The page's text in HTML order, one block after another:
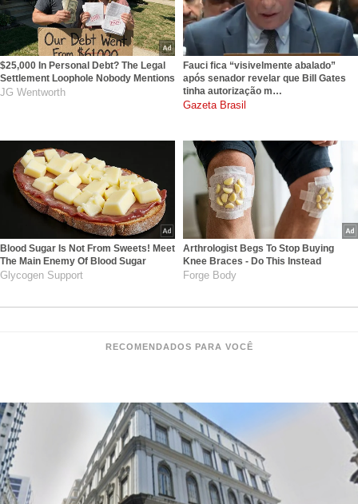
$25,000 In Personal Debt? The Legal
Settlement Loophole Nobody Mentions
JG Wentworth
Fauci fica “visivelmente abalado”
após senador revelar que Bill Gates
tinha autorização m…
gazetabrasil.com.br
Blood Sugar Is Not From Sweets! Meet
The Main Enemy Of Blood Sugar
Glycogen Support
Arthrologist Begs To Stop Buying
Knee Braces - Do This Instead
Forge Body
RECOMENDADOS PARA VOCÊ